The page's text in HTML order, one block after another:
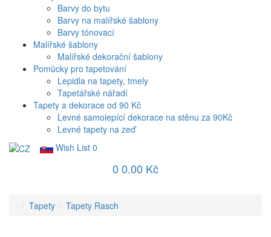
Barvy do bytu
Barvy na malířské šablony
Barvy tónovací
Malířské šablony
Malířské dekorační šablony
Pomůcky pro tapetování
Lepidla na tapety, tmely
Tapetářské nářadí
Tapety a dekorace od 90 Kč
Levné samolepící dekorace na stěnu za 90Kč
Levné tapety na zeď
Wish List 0
0 0.00 Kč
Tapety Tapety Rasch